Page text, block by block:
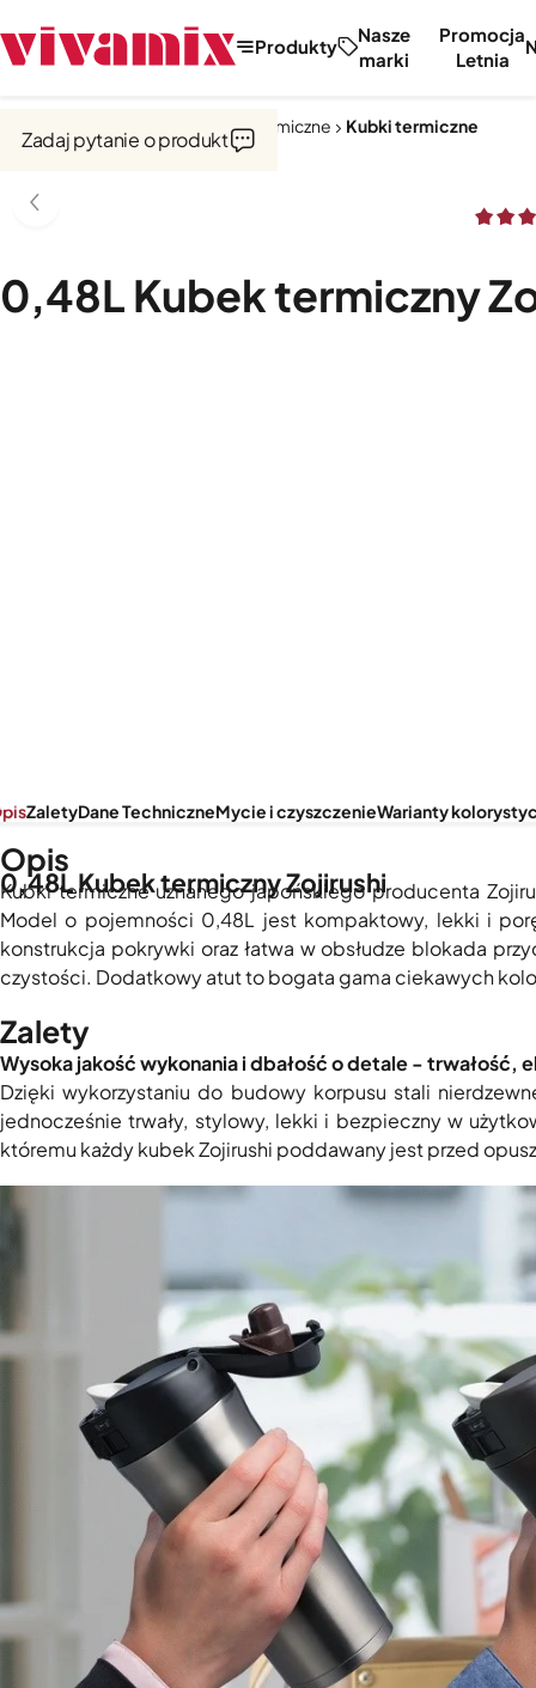
Produkty
Nasze
marki
Promocja
Letnia
Kubki i naczynia termiczne Kubki termiczne
0,48L Kubek termiczny
Zadaj pytanie o produkt
0,48L Kubek termiczny Zojirushi
ZaletyDane TechniczneMycie i czyszczenieWarianty
Opis
Kubki termiczne uznanego japońskiego producenta
Model o pojemności 0,48L jest kompaktowy, lekki i
konstrukcja pokrywki oraz łatwa w obsłudze blokada
czystości. Dodatkowy atut to bogata gama ciekawych
Zalety
Wysoka jakość wykonania i dbałość o detale - trwałość,
Dzięki wykorzystaniu do budowy korpusu stali
jednocześnie trwały, stylowy, lekki i bezpieczny w
któremu każdy kubek Zojirushi poddawany jest przed